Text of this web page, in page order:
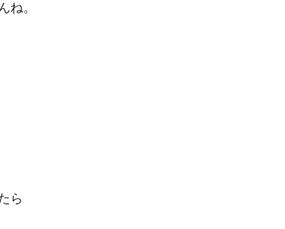
ね。
ら